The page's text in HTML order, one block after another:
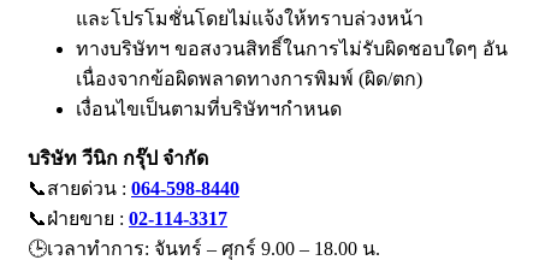
และโปรโมชั่นโดยไม่แจ้งให้ทราบล่วงหน้า
ทางบริษัทฯ ขอสงวนสิทธิ์ในการไม่รับผิดชอบใดๆ อัน
เนื่องจากข้อผิดพลาดทางการพิมพ์ (ผิด/ตก)
เงื่อนไขเป็นตามที่บริษัทฯกำหนด
บริษัท วีนิก กรุ๊ป จำกัด
📞สายด่วน : 064-598-8440
📞ฝ่ายขาย : 02-114-3317
🕒เวลาทำการ: จันทร์ – ศุกร์ 9.00 – 18.00 น.